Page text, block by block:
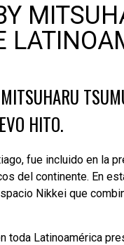
HITO.
fue incluido en la
del continente. En
Nikkei que
toda Latinoamérica